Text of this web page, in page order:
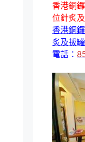
香港銅
位針炙
香港銅
炙及拔
電話：